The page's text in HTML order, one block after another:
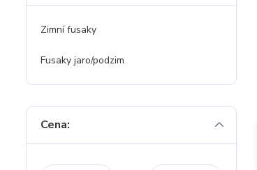
Zimní fusaky
Fusaky jaro/podzim
Cena: